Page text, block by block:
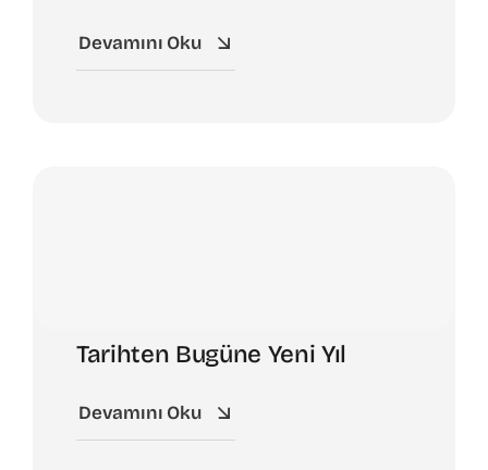
Devamını Oku
Tarihten Bugüne Yeni Yıl
Devamını Oku